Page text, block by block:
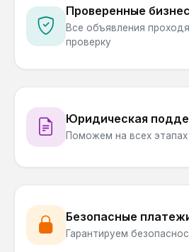
Проверенные
Все объявления
проверку
Юридическая
Поможем на всех
Безопасные
Гарантируем